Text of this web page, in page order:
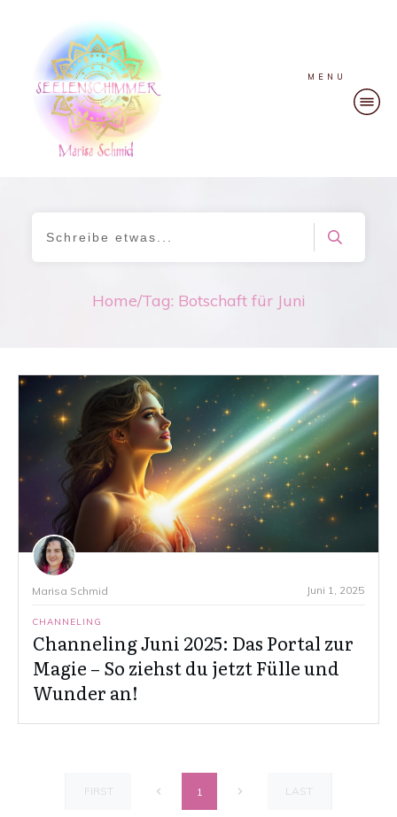
MENU
Home/Tag: Botschaft für Juni
Marisa Schmid Juni 1, 2025
CHANNELING
Channeling Juni 2025: Das Portal zur
Magie – So ziehst du jetzt Fülle und
Wunder an!
FIRST 1 LAST